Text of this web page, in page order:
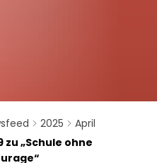
2025
April
zu „Schule ohne